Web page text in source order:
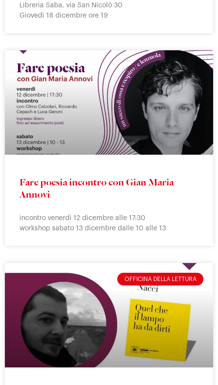
Libreria Saba, via San Nicolò 30
Giovedì 18 dicembre ore 19
Fare poesia incontro con Gian Maria
Annovi
incontro venerdì 12 dicembre alle 17:30
workshop sabato 13 dicembre dalle 10 alle 13
OFFICINA DELLA LETTURA